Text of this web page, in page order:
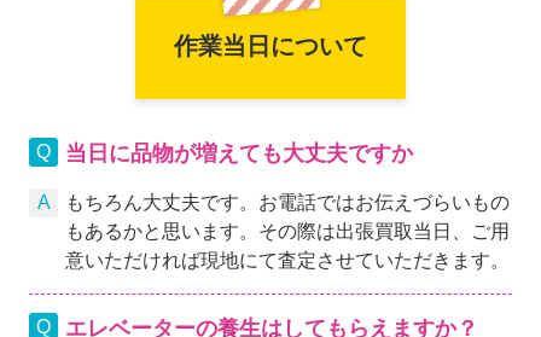
作業当日について
当日に品物が増えても大丈夫ですか
もちろん大丈夫です。お電話ではお伝えづらいもの
もあるかと思います。その際は出張買取当日、ご用
意いただければ現地にて査定させていただきます。
エレベーターの養生はしてもらえますか？